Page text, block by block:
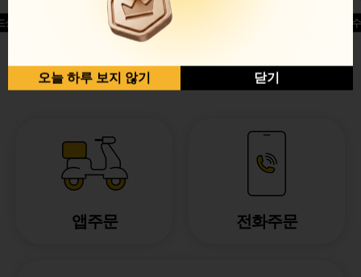
글윙
반반순살[레드+허니]
허니옥
앱주문 전화주문
오늘 하루 보지 않기 닫기